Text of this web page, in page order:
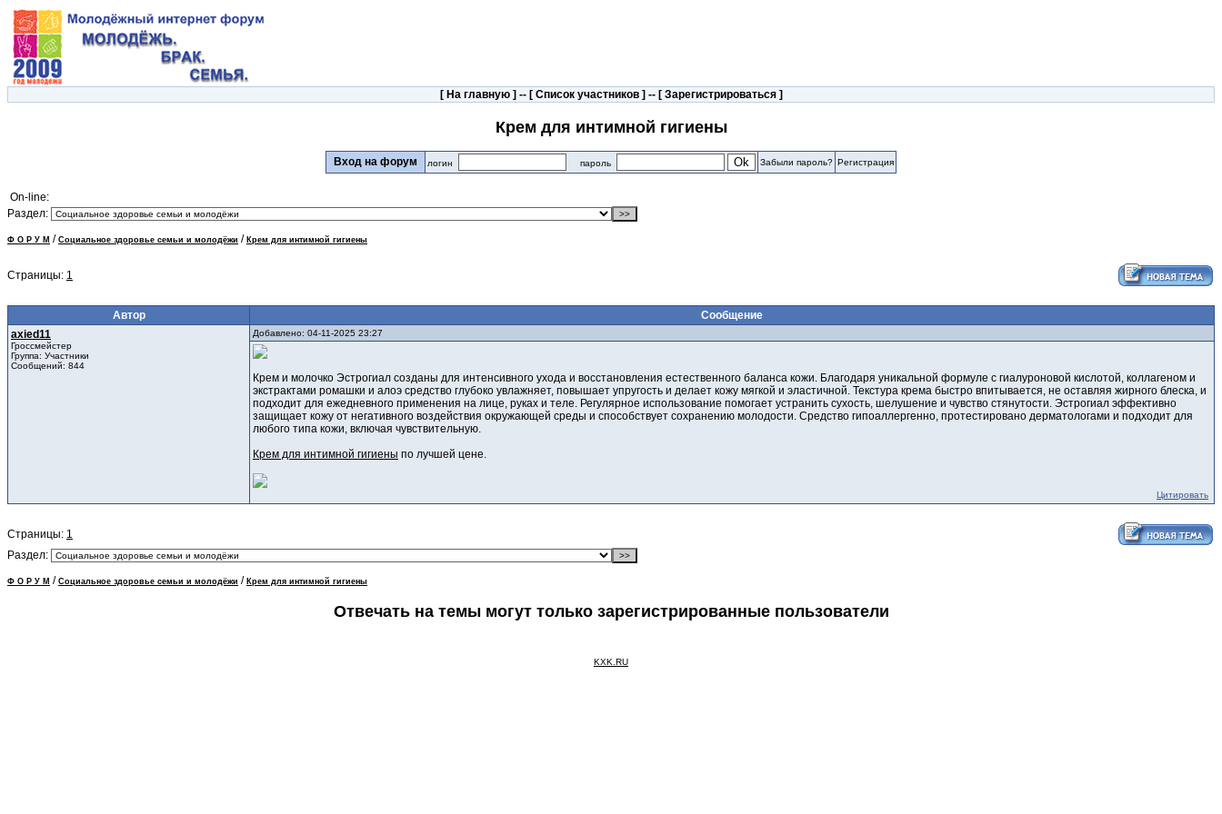
[ На главную] -- [ Список участников] -- [ Зарегистрироваться]
Крем для интимной гигиены
Вход на форум логин пароль Забыли пароль? Регистрация
On-line:
Раздел:
Ф О Р У М / Социальное здоровье семьи и молодёжи / Крем для интимной гигиены
Страницы: 1
Автор
Сообщение
axied11
Гроссмейстер
Группа: Участники
Сообщений: 844
Добавлено: 04-11-2025 23:27
Крем и молочко Эстрогиал созданы для интенсивного ухода и восстановления естественного баланса кожи. Благодаря уникальной формуле с гиалуроновой кислотой, коллагеном и
экстрактами ромашки и алоэ средство глубоко увлажняет, повышает упругость и делает кожу мягкой и эластичной. Текстура крема быстро впитывается, не оставляя жирного блеска, и
подходит для ежедневного применения на лице, руках и теле. Регулярное использование помогает устранить сухость, шелушение и чувство стянутости. Эстрогиал эффективно
защищает кожу от негативного воздействия окружающей среды и способствует сохранению молодости. Средство гипоаллергенно, протестировано дерматологами и подходит для
любого типа кожи, включая чувствительную.
Крем для интимной гигиены по лучшей цене.
Цитировать
Страницы: 1
Раздел:
Ф О Р У М / Социальное здоровье семьи и молодёжи / Крем для интимной гигиены
Отвечать на темы могут только зарегистрированные пользователи
KXK.RU